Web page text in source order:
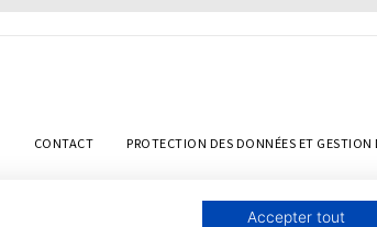
CONTACT PROTECTION DES DONNÉES ET GESTION
Accepter tout